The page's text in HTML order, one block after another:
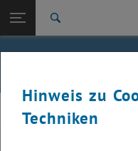
TU Login
Studium
International
Zur 1. Menü Ebene
E307-02-1-Forschungsgruppe
Luftfahrtgetriebe
MEL
Hinweis zu
Techniken